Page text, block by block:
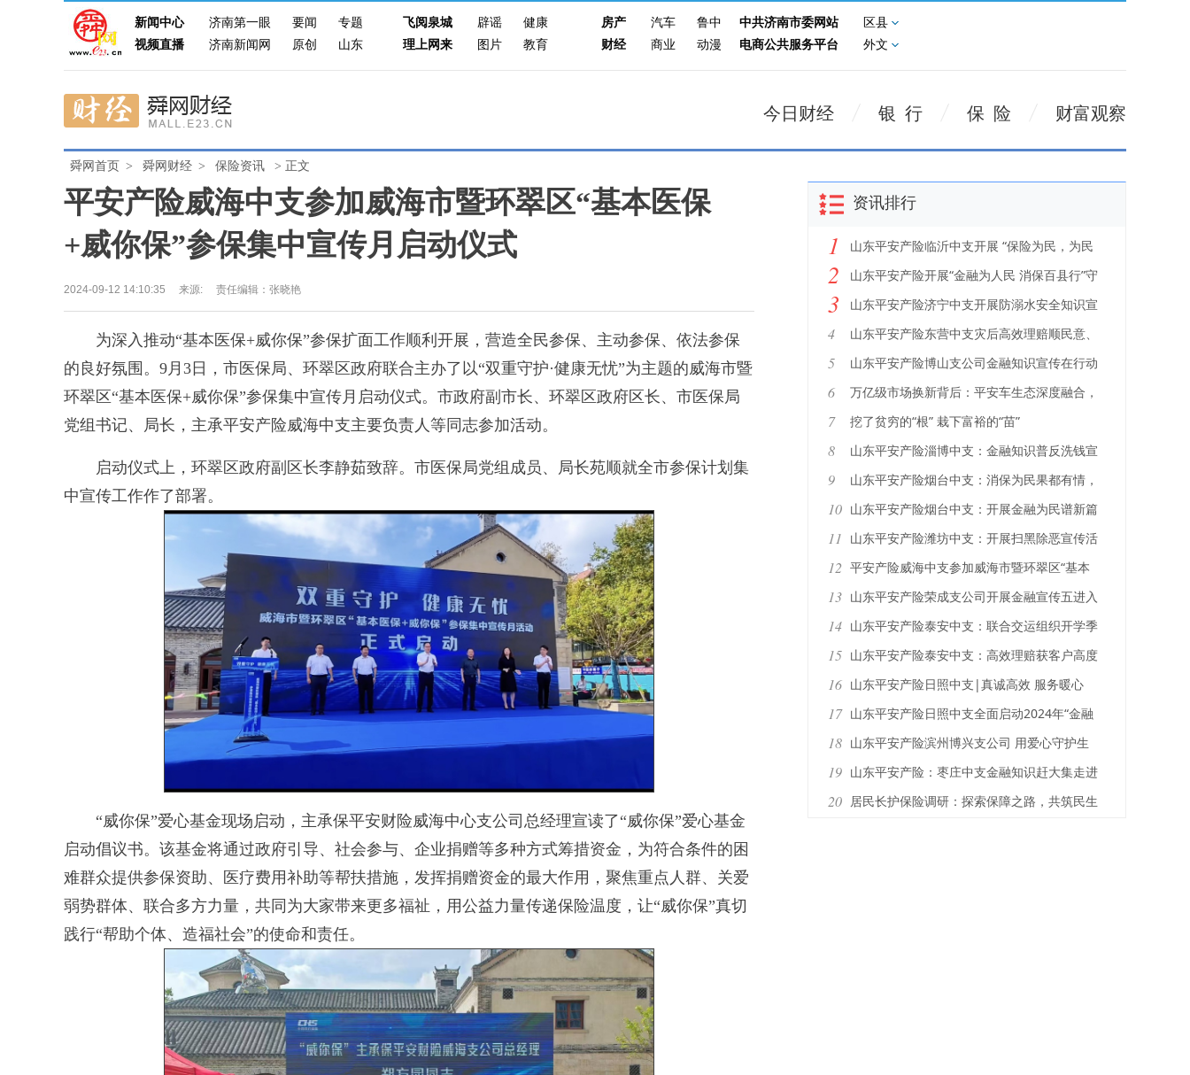
新闻中心 济南第一眼 要闻 专题 飞阅泉城 辟谣 健康 房产 汽车 鲁中 中共济南市委网站
区县
视频直播
济南新闻网 原创 山东 理上网来 图片 教育 财经 商业 动漫 电商公共服务平台 外文
今日财经 银 行 保 险 财富观察
舜网首页 > 舜网财经 > 保险资讯 > 正文
平安产险威海中支参加威海市暨环翠区“基本医保
+威你保”参保集中宣传月启动仪式
2024-09-12 14:10:35 来源: 责任编辑：张晓艳
为深入推动“基本医保+威你保”参保扩面工作顺利开展，营造全民参保、主动参保、依法参保
的良好氛围。9月3日，市医保局、环翠区政府联合主办了以“双重守护·健康无忧”为主题的威海市暨
环翠区“基本医保+威你保”参保集中宣传月启动仪式。市政府副市长、环翠区政府区长、市医保局
党组书记、局长，主承平安产险威海中支主要负责人等同志参加活动。
启动仪式上，环翠区政府副区长李静茹致辞。市医保局党组成员、局长苑顺就全市参保计划集
中宣传工作作了部署。
“威你保”爱心基金现场启动，主承保平安财险威海中心支公司总经理宣读了“威你保”爱心基金
启动倡议书。该基金将通过政府引导、社会参与、企业捐赠等多种方式筹措资金，为符合条件的困
难群众提供参保资助、医疗费用补助等帮扶措施，发挥捐赠资金的最大作用，聚焦重点人群、关爱
弱势群体、联合多方力量，共同为大家带来更多福祉，用公益力量传递保险温度，让“威你保”真切
践行“帮助个体、造福社会”的使命和责任。
资讯排行
1
山东平安产险临沂中支开展 “保险为民，为民
保险”宣传活动
2
山东平安产险开展“金融为人民 消保百县行”守
护者行动
3
山东平安产险济宁中支开展防溺水安全知识宣
教活动
4
山东平安产险东营中支灾后高效理赔顺民意、
暖民心
5 山东平安产险博山支公司金融知识宣传在行动
6
万亿级市场换新背后：平安车生态深度融合，
汇聚更大力量服务实体经济
7 挖了贫穷的“根” 栽下富裕的“苗”
8
山东平安产险淄博中支：金融知识普反洗钱宣
传在行动
9
山东平安产险烟台中支：消保为民果都有情，
金融教育与您同行
10 山东平安产险烟台中支：开展金融为民谱新篇
宣传
11 山东平安产险潍坊中支：开展扫黑除恶宣传活
动
12 平安产险威海中支参加威海市暨环翠区“基本
医保+威你保”参保集中宣传月启动仪式
13 山东平安产险荣成支公司开展金融宣传五进入
活动
14 山东平安产险泰安中支：联合交运组织开学季
安全培训
15 山东平安产险泰安中支：高效理赔获客户高度
赞誉
16 山东平安产险日照中支|真诚高效 服务暖心
17 山东平安产险日照中支全面启动2024年“金融
教育宣传月”活动
18 山东平安产险滨州博兴支公司 用爱心守护生
命，为造血干细胞捐赠者无偿捐赠保险
19 山东平安产险：枣庄中支金融知识赶大集走进
齐村大集
20 居民长护保险调研：探索保障之路，共筑民生